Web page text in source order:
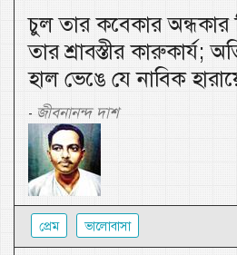
চুল তার কবেকার অন্ধকার
তার শ্রাবস্তীর কারুকার্য;
হাল ভেঙে যে নাবিক
- জীবনানন্দ দাশ
প্রেম ভালোবাসা